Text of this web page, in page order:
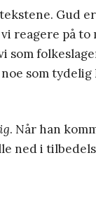
Gud
reagere på to
som
som
. Når han
ned i